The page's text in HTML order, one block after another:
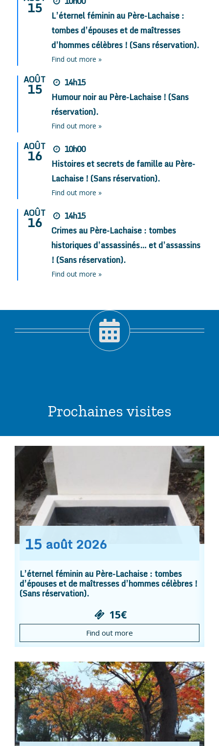
15
L’éternel féminin au Père-Lachaise :
tombes d’épouses et de maîtresses
d’hommes célèbres ! (Sans réservation).
Find out more »
AOÛT
15
14h15
Humour noir au Père-Lachaise ! (Sans
réservation).
Find out more »
AOÛT
16
10h00
Histoires et secrets de famille au Père-
Lachaise ! (Sans réservation).
Find out more »
AOÛT
16
14h15
Crimes au Père-Lachaise : tombes
historiques d’assassinés… et d’assassins
! (Sans réservation).
Find out more »
Prochaines visites
15 août 2026
L’éternel féminin au Père-Lachaise : tombes
d’épouses et de maîtresses d’hommes célèbres !
(Sans réservation).
15€
Find out more